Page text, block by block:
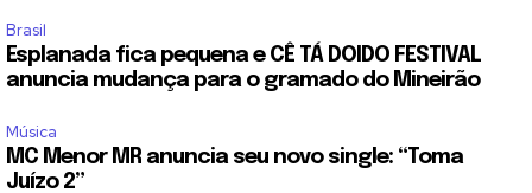
Brasil
Esplanada fica pequena e CÊ TÁ DOIDO FESTIVAL
anuncia mudança para o gramado do Mineirão
Música
MC Menor MR anuncia seu novo single: “Toma
Juízo 2”